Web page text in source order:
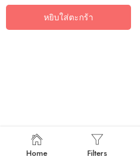
หยิบใส่ตะกร้า
Home Filters